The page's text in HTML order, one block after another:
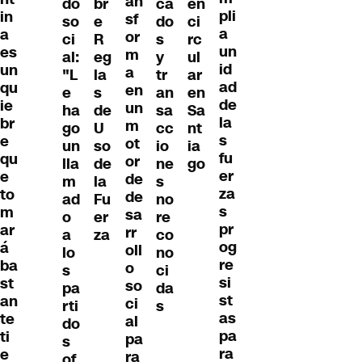
in
a
es
un
qu
ie
br
e
qu
e
to
m
ar
á
ba
st
an
te
ti
e
so
ci
al:
"L
e
ha
go
un
lla
m
ad
o
a
lo
s
pa
rti
do
s
e
R
eg
la
s
de
U
so
de
la
Fu
er
za
sf
or
m
a
en
un
m
ot
or
de
de
sa
rr
oll
o
so
ci
al
pa
ra
do
s
y
tr
an
sa
cc
io
ne
s
no
re
co
no
ci
da
s
en
ci
rc
ul
ar
en
Sa
nt
ia
go
pli
a
un
id
ad
de
la
s
fu
er
za
s
pr
og
re
si
st
as
pa
ra